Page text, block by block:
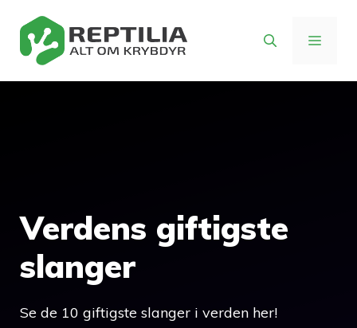
indhold
MENU
Verdens giftigste
slanger
Se de 10 giftigste slanger i verden her!